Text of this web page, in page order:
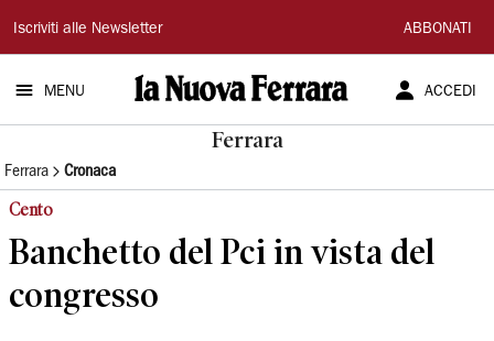
La
Nuova
Ferrara
Iscriviti alle Newsletter ABBONATI
MENU ACCEDI
Ferrara
Ferrara Cronaca
Cento
Banchetto del Pci in vista del
congresso